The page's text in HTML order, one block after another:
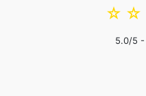
☆
☆
5.0/5 -